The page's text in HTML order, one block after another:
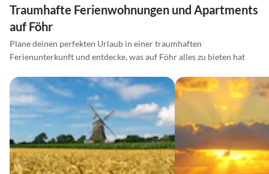
Traumhafte Ferienwohnungen und Apartments
auf Föhr
Plane deinen perfekten Urlaub in einer traumhaften
Ferienunterkunft und entdecke, was auf Föhr alles zu bieten hat